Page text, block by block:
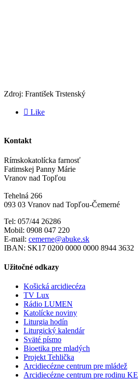
Zdroj: František Trstenský
 Like
Kontakt
Rímskokatolícka farnosť
Fatimskej Panny Márie
Vranov nad Topľou
Tehelná 266
093 03 Vranov nad Topľou-Čemerné
Tel: 057/44 26286
Mobil: 0908 047 220
E-mail: cemerne@abuke.sk
IBAN: SK17 0200 0000 0000 8944 3632
Užitočné odkazy
Košická arcidiecéza
TV Lux
Rádio LUMEN
Katolícke noviny
Liturgia hodín
Liturgický kalendár
Sväté písmo
Bioetika pre mladých
Projekt Tehlička
Arcidiecézne centrum pre mládež
Arcidiecézne centrum pre rodinu KE